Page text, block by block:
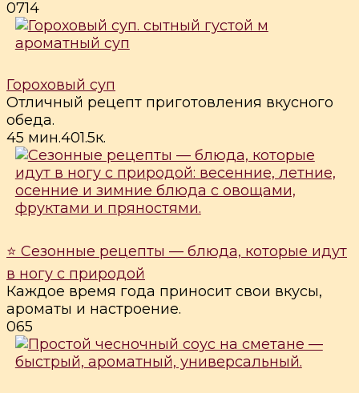
0714
Гороховый суп
Отличный рецепт приготовления вкусного
обеда.
45 мин.401.5к.
⭐ Сезонные рецепты — блюда, которые идут
в ногу с природой
Каждое время года приносит свои вкусы,
ароматы и настроение.
065